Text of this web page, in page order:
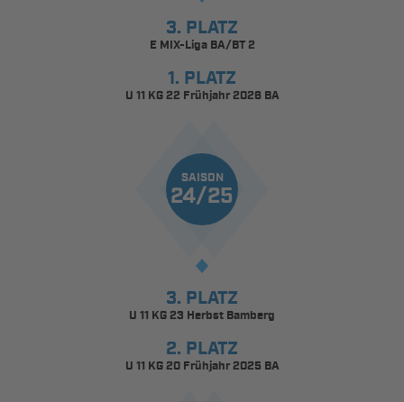
3. PLATZ
E MIX-Liga BA/BT 2
1. PLATZ
U 11 KG 22 Frühjahr 2026 BA
SAISON
24/25
3. PLATZ
U 11 KG 23 Herbst Bamberg
2. PLATZ
U 11 KG 20 Frühjahr 2025 BA